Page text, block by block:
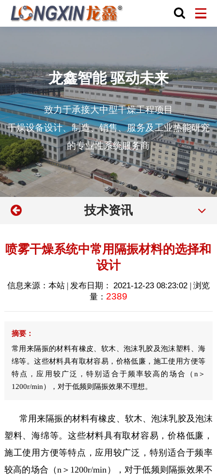
龙鑫智能 驱动未来
致力于承接大中型干燥工程项目
干燥设备设计、制造、销售、服务及工业热能研究
的专业性系统服务商
技术资讯
喷雾干燥系统中常用隔振材料的选择和
设计
信息来源：本站 | 发布日期： 2021-12-23 08:23:02 | 浏览
量： 2389
摘要：
常用来隔振的材料有橡皮、软木、泡沫乳胶及泡沫塑料、海
绵等。这些材料具有取材容易，价格低廉，施工使用方便等
特点，应用较广泛，特别适合于频率较高的场合（n＞
1200r/min），对于低频则隔振效果不理想。
常用来隔振的材料有橡皮、软木、泡沫乳胶及泡沫
塑料、海绵等。这些材料具有取材容易，价格低廉，
施工使用方便等特点，应用较广泛，特别适合于频率
较高的场合（n＞1200r/min），对于低频则隔振效果不